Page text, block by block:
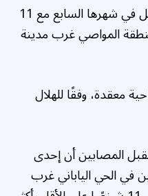
وفي مكان آخر، قُتلت امرأة حامل في شهرها السابع مع 11
المواصي غرب مدينة
معقدة، وفقًا للهلال
المصابين أن إحدى
في الحي الياباني غرب